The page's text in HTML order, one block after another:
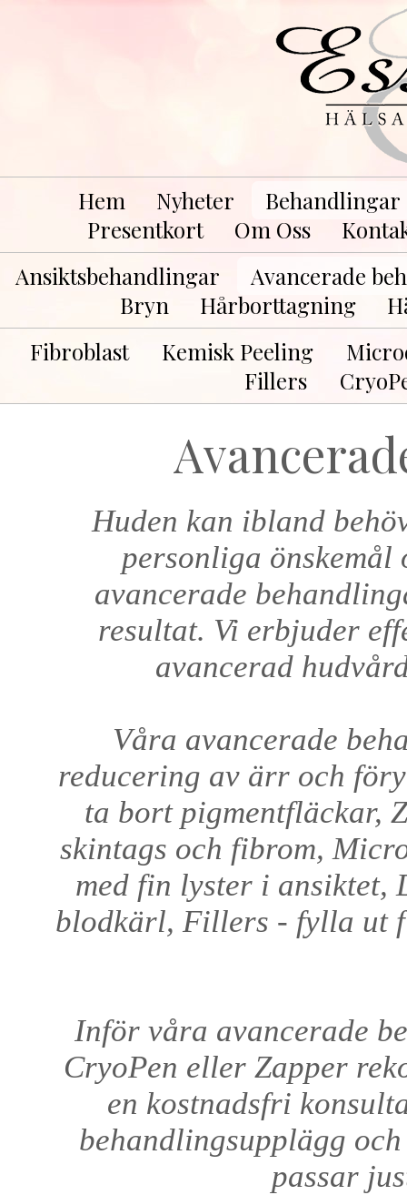
Hem Nyheter
Behandlingar
Presentkort
Om Oss
Ansiktsbehandlingar
Avancerade
Bryn
Hårborttagning
Fibroblast
Kemisk Peeling
Fillers
Huden kan ibland
personliga
avancerade
resultat. Vi erbjuder
avancerad
Våra avancerade
reducering av ärr och
ta bort pigmentfläckar,
skintags och fibrom,
med fin lyster i
blodkärl, Fillers - fylla ut
Inför våra avancerade
CryoPen eller Zapper
en kostnadsfri
behandlingsupplägg
passar